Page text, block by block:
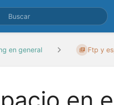
en general Ftp y